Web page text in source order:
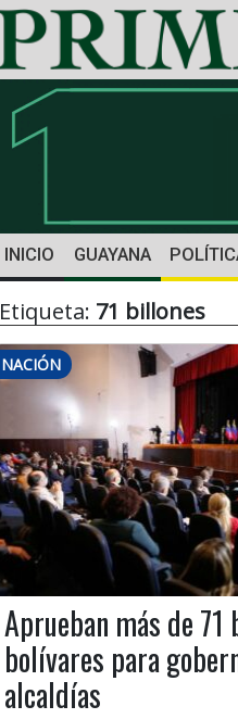
INICIO GUAYANA
Etiqueta: 71 billones
NACIÓN
Aprueban más de 71
bolívares para
alcaldías